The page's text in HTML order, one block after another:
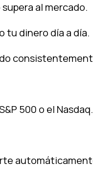
al mercado.
tu dinero día a día.
500 o el Nasdaq.